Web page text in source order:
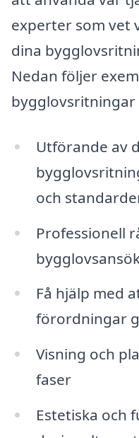
experter som vet
dina
Nedan följer
bygglovsritningar
Utförande av
och
Professionell
Få hjälp med
förordningar
Visning och
faser
Estetiska och